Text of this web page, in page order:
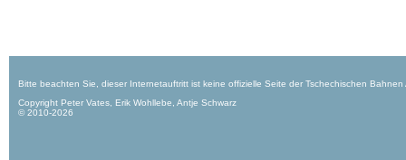
Bitte beachten Sie, dieser Internetauftritt ist keine offizielle Seite der Tschechischen
Copyright Peter Vates, Erik Wohllebe, Antje Schwarz
© 2010-2026